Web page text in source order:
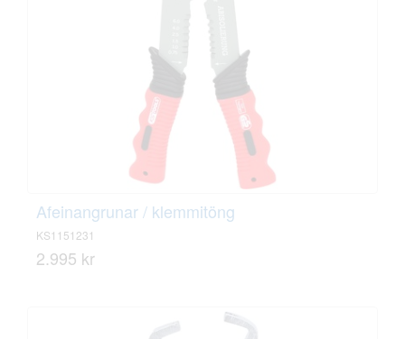
Afeinangrunar / klemmitöng
KS1151231
2.995 kr